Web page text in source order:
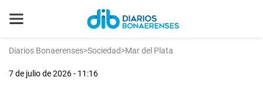
Diarios Bonaerenses>Sociedad>Mar del Plata
7 de julio de 2026 - 11:16